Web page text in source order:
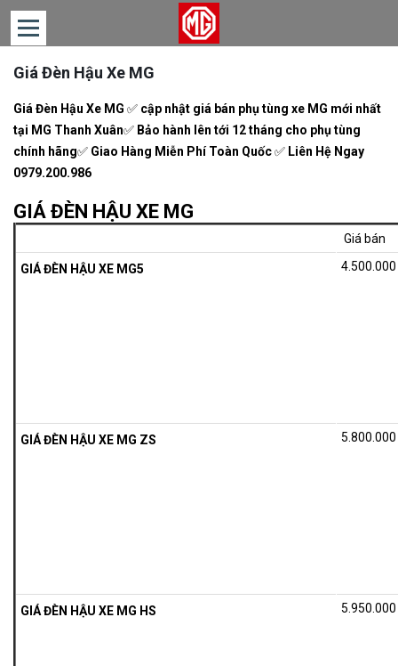
TRANG
DÒNG
XE
TIN
HỆ
Giá Đèn Hậu Xe MG
Giá Đèn Hậu Xe MG ✅ cập nhật giá bán phụ tùng xe MG mới nhất
tại MG Thanh Xuân✅ Bảo hành lên tới 12 tháng cho phụ tùng
chính hãng✅ Giao Hàng Miễn Phí Toàn Quốc✅ Liên Hệ Ngay
0979.200.986
GIÁ ĐÈN HẬU XE MG
Giá bán
GIÁ ĐÈN HẬU XE MG5
GIÁ ĐÈN HẬU XE MG ZS
GIÁ ĐÈN HẬU XE MG HS